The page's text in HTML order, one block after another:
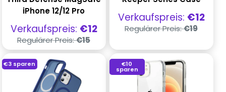
iPhone 12/12 Pro
Verkaufspreis
Verkaufspreis: €12
Regulärer
Preis
Regulärer Preis:€15
Verkaufspreis
Verkaufspreis: €12
Regulärer
Preis
Regulärer Preis:€19
€3 sparen €10
sparen